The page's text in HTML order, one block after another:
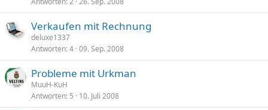
p
Verkaufen mit Rechnung
deluxe1337
Antworten 4 09. Sep. 2008
Probleme mit Urkman
MuuH-KuH
Antworten 5 10. Juli 2008